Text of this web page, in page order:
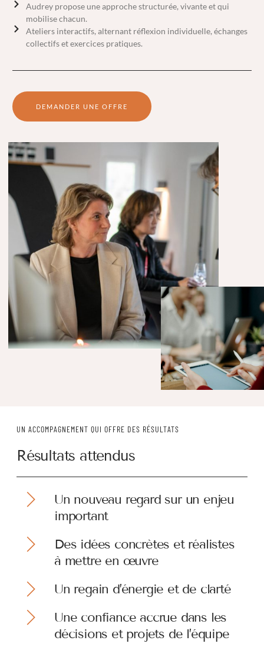
Audrey propose une approche structurée, vivante et qui
mobilise chacun.
Ateliers interactifs, alternant réflexion individuelle, échanges
collectifs et exercices pratiques.
DEMANDER UNE OFFRE
UN ACCOMPAGNEMENT QUI OFFRE DES RÉSULTATS
Résultats attendus
Un nouveau regard sur un enjeu
important
Des idées concrètes et réalistes
à mettre en œuvre
Un regain d’énergie et de clarté
Une confiance accrue dans les
décisions et projets de l’équipe